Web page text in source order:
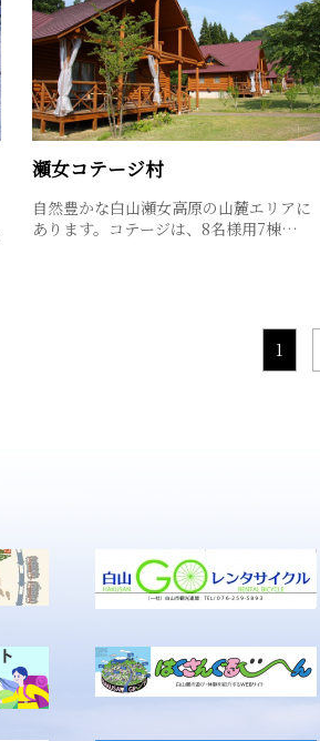
瀬女コテージ村
自然豊かな白山瀬女高原の山麓エリアに
あります。コテージは、8名様用7棟…
1